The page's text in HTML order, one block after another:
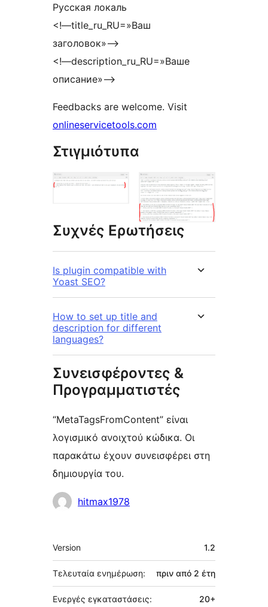
Русская локаль
<!—title_ru_RU=»Ваш
заголовок»—>
<!—description_ru_RU=»Ваше
описание»—>
Feedbacks are welcome. Visit
onlineservicetools.com
Στιγμιότυπα
Συχνές Ερωτήσεις
Is plugin compatible with
Yoast SEO?
How to set up title and
description for different
languages?
Συνεισφέροντες &
Προγραμματιστές
“MetaTagsFromContent” είναι
λογισμικό ανοιχτού κώδικα. Οι
παρακάτω έχουν συνεισφέρει στη
δημιουργία του.
Συντελεστές
hitmax1978
Μεταστοιχεία
Version 1.2
Τελευταία ενημέρωση: πριν από 2 έτη
Ενεργές εγκαταστάσεις: 20+